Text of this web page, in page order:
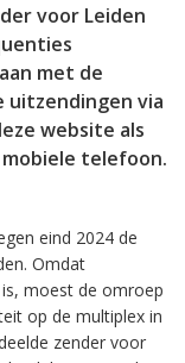
voor Leiden
met de
uitzendingen via
website als
telefoon.
eind 2024 de
Omdat
moest de omroep
op de multiplex in
zender voor